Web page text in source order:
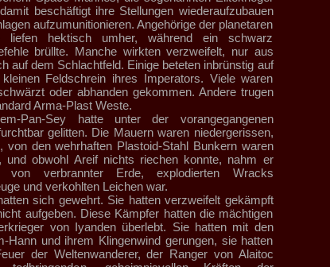
beschäftigt ihre Stellungen wiederaufzubauen
aufzumunitionieren. Angehörige der planetaren
liefen hektisch umher, während ein schwarz
brüllte. Manche wirkten verzweifelt, nur aus
auf dem Schlachtfeld. Einige beteten inbrünstig auf
Feldschrein ihres Imperators. Viele waren
oder abhanden gekommen. Andere trugen
Arma-Plast Weste.
Pan-Sey hatte unter der vorangegangenen
gelitten. Die Mauern waren niedergerissen,
von den wehrhaften Plastoid-Stahl Bunkern waren
und obwohl Areif nichts riechen konnte, nahm er
verbrannter Erde, explodierten Wracks
und verkohlten Leichen war.
sich gewehrt. Sie hatten verzweifelt gekämpft
aufgeben. Diese Kämpfer hatten die mächtigen
von Iyanden überlebt. Sie hatten mit den
Hann und ihrem Klingenwind gerungen, sie hatten
der Weltenwanderer, der Ranger von Alaitoc